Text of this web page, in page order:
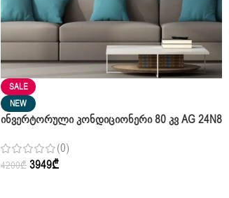
SALE
NEW
Ინვერტორული Კონდიციონერი 80 Კვ AG 24N8
(0)
4200₾ 3949₾